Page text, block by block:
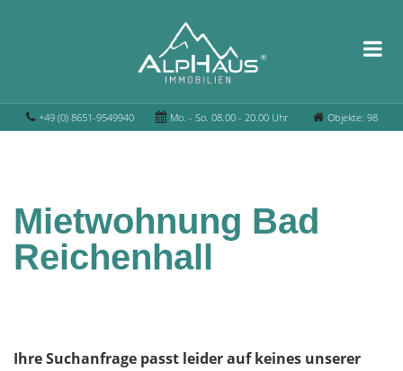
+49 (0) 8651-9549940 Mo. - So. 08.00 - 20.00 Uhr Objekte: 98
Mietwohnung Bad
Reichenhall
Ihre Suchanfrage passt leider auf keines unserer